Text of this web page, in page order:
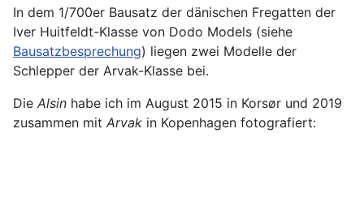
In dem 1/700er Bausatz der dänischen Fregatten der
Iver Huitfeldt-Klasse von Dodo Models (siehe
Bausatzbesprechung) liegen zwei Modelle der
Schlepper der Arvak-Klasse bei.
Die Alsin habe ich im August 2015 in Korsør und 2019
zusammen mit Arvak in Kopenhagen fotografiert: